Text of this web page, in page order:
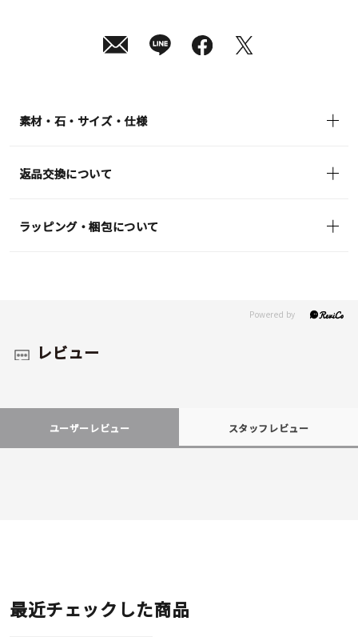
素材・石・サイズ・仕様
返品交換について
ラッピング・梱包について
レビュー
ユーザーレビュー スタッフレビュー
最近チェックした商品